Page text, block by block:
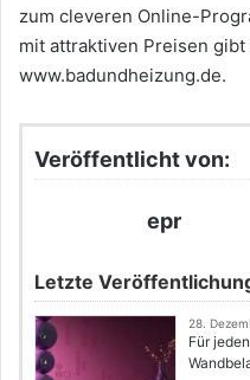
zum cleveren Online-
mit attraktiven Preisen
www.badundheizung.de.
Veröffentlicht von:
epr
Letzte
28.
Für